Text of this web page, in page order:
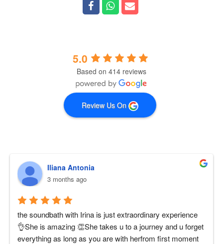
5.0
Based on 414 reviews
Review Us On
Iliana Antonia
3 months ago
the soundbath with Irina is just extraordinary experience
👌She is amazing 👏She takes u to a journey and u forget
everything as long as you are with herfrom first moment